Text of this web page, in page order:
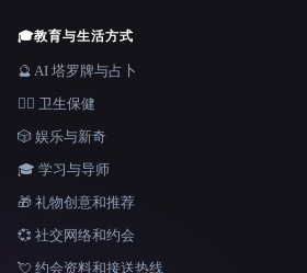
🎓教育与生活方式
🔮 AI 塔罗牌与占卜
👩‍⚕️ 卫生保健
🎲 娱乐与新奇
🎓 学习与导师
🎁 礼物创意和推荐
💞 社交网络和约会
💘 约会资料和接送热线